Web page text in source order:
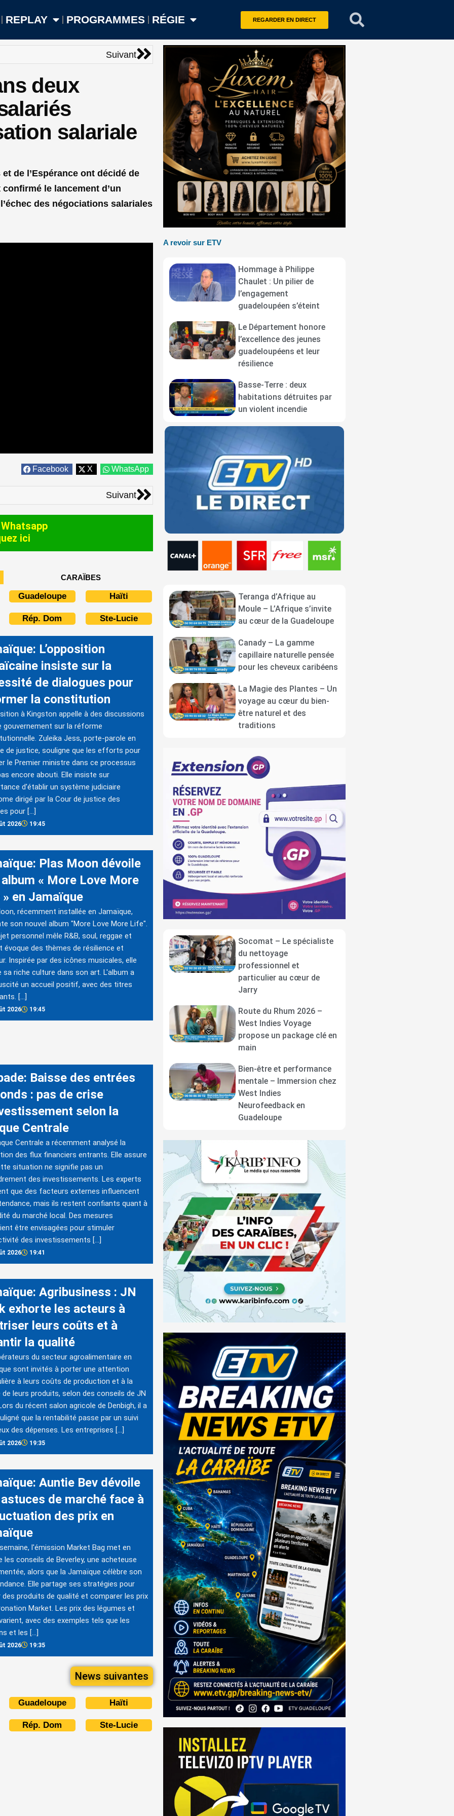
REPLAY PROGRAMMES RÉGIE REGARDER EN DIRECT
SuivantSuivant
deux
salariale
de l’Espérance ont décidé de
le lancement d’un
des négociations salariales
Facebook X WhatsApp
SuivantSuivant
ici
CARAÏBES
Guadeloupe Haïti
Rép. Dom Ste-Lucie
L’opposition
insiste sur la
de dialogues pour
la constitution
à Kingston appelle à des discussions
gouvernement sur la réforme
Zuleika Jess, porte-parole en
de justice, souligne que les efforts pour
le Premier ministre dans ce processus
encore abouti. Elle insiste sur
d'établir un système judiciaire
dirigé par la Cour de justice des
pour […]
2026 19:45
Plas Moon dévoile
« More Love More
en Jamaïque
récemment installée en Jamaïque,
son nouvel album "More Love More Life".
personnel mêle R&B, soul, reggae et
évoque des thèmes de résilience et
Inspirée par des icônes musicales, elle
sa riche culture dans son art. L'album a
un accueil positif, avec des titres
[…]
2026 19:45
Baisse des entrées
: pas de crise
selon la
Centrale
Centrale a récemment analysé la
des flux financiers entrants. Elle assure
situation ne signifie pas un
des investissements. Les experts
que des facteurs externes influencent
mais ils restent confiants quant à
du marché local. Des mesures
être envisagées pour stimuler
des investissements […]
2026 19:41
Agribusiness : JN
exhorte les acteurs à
leurs coûts et à
la qualité
du secteur agroalimentaire en
sont invités à porter une attention
à leurs coûts de production et à la
de leurs produits, selon des conseils de JN
du récent salon agricole de Denbigh, il a
que la rentabilité passe par un suivi
des dépenses. Les entreprises […]
2026 19:35
Auntie Bev dévoile
de marché face à
des prix en
l'émission Market Bag met en
les conseils de Beverley, une acheteuse
alors que la Jamaïque célèbre son
Elle partage ses stratégies pour
des produits de qualité et comparer les prix
Market. Les prix des légumes et
avec des exemples tels que les
et les […]
2026 19:35
News suivantes
Guadeloupe Haïti
Rép. Dom Ste-Lucie
A revoir sur ETV
Hommage à Philippe
Chaulet : Un pilier de
l’engagement
guadeloupéen s’éteint
Le Département honore
l’excellence des jeunes
guadeloupéens et leur
résilience
Basse-Terre : deux
habitations détruites par
un violent incendie
Teranga d’Afrique au
Moule – L’Afrique s’invite
au cœur de la Guadeloupe
Canady – La gamme
capillaire naturelle pensée
pour les cheveux caribéens
La Magie des Plantes – Un
voyage au cœur du bien-
être naturel et des
traditions
Socomat – Le spécialiste
du nettoyage
professionnel et
particulier au cœur de
Jarry
Route du Rhum 2026 –
West Indies Voyage
propose un package clé en
main
Bien-être et performance
mentale – Immersion chez
West Indies
Neurofeedback en
Guadeloupe